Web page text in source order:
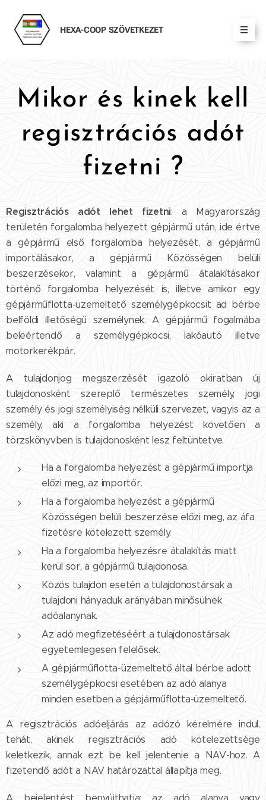
HEXA-COOP SZÖVETKEZET
Mikor és kinek kell
regisztrációs adót
fizetni ?
Regisztrációs adót lehet fizetni: a Magyarország
területén forgalomba helyezett gépjármű után, ide értve
a gépjármű első forgalomba helyezését, a gépjármű
importálásakor, a gépjármű Közösségen belüli
beszerzésekor, valamint a gépjármű átalakításakor
történő forgalomba helyezését is, illetve amikor egy
gépjárműflotta-üzemeltető személygépkocsit ad bérbe
belföldi illetőségű személynek. A gépjármű fogalmába
beleértendő a személygépkocsi, lakóautó illetve
motorkerékpár.
A tulajdonjog megszerzését igazoló okiratban új
tulajdonosként szereplő természetes személy, jogi
személy és jogi személyiség nélküli szervezet, vagyis az a
személy, aki a forgalomba helyezést követően a
törzskönyvben is tulajdonosként lesz feltüntetve.
Ha a forgalomba helyezést a gépjármű importja
előzi meg, az importőr.
Ha a forgalomba helyezést a gépjármű
Közösségen belüli beszerzése előzi meg, az áfa
fizetésre kötelezett személy.
Ha a forgalomba helyezésre átalakítás miatt
kerül sor, a gépjármű tulajdonosa.
Közös tulajdon esetén a tulajdonostársak a
tulajdoni hányaduk arányában minősülnek
adóalanynak.
Az adó megfizetéséért a tulajdonostársak
egyetemlegesen felelősek.
A gépjárműflotta-üzemeltető által bérbe adott
személygépkocsi esetében az adó alanya
minden esetben a gépjárműflotta-üzemeltető.
A regisztrációs adóeljárás az adózó kérelmére indul,
tehát, akinek regisztrációs adó kötelezettsége
keletkezik, annak ezt be kell jelentenie a NAV-hoz. A
fizetendő adót a NAV határozattal állapítja meg.